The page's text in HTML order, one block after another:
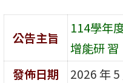
公告主旨
114學年
增能研 習
發佈日期
2026 年 5